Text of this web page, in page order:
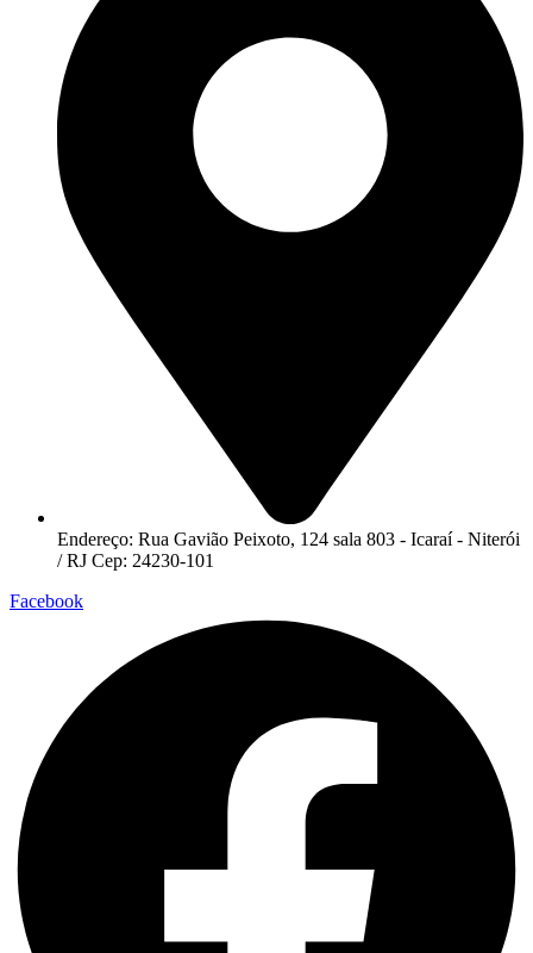
Endereço: Rua Gavião Peixoto, 124 sala 803 - Icaraí - Niterói
/ RJ Cep: 24230-101
Facebook